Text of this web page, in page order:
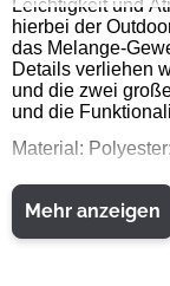
Leichtigkeit und
hierbei der
das Melange-
Details verliehen
und die zwei
und die
Material:
Mehr anzeigen